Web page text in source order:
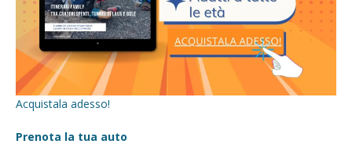
Acquistala adesso!
Prenota la tua auto